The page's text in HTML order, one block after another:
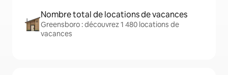
Nombre total de locations de vacances
Greensboro : découvrez 1 480 locations de
vacances